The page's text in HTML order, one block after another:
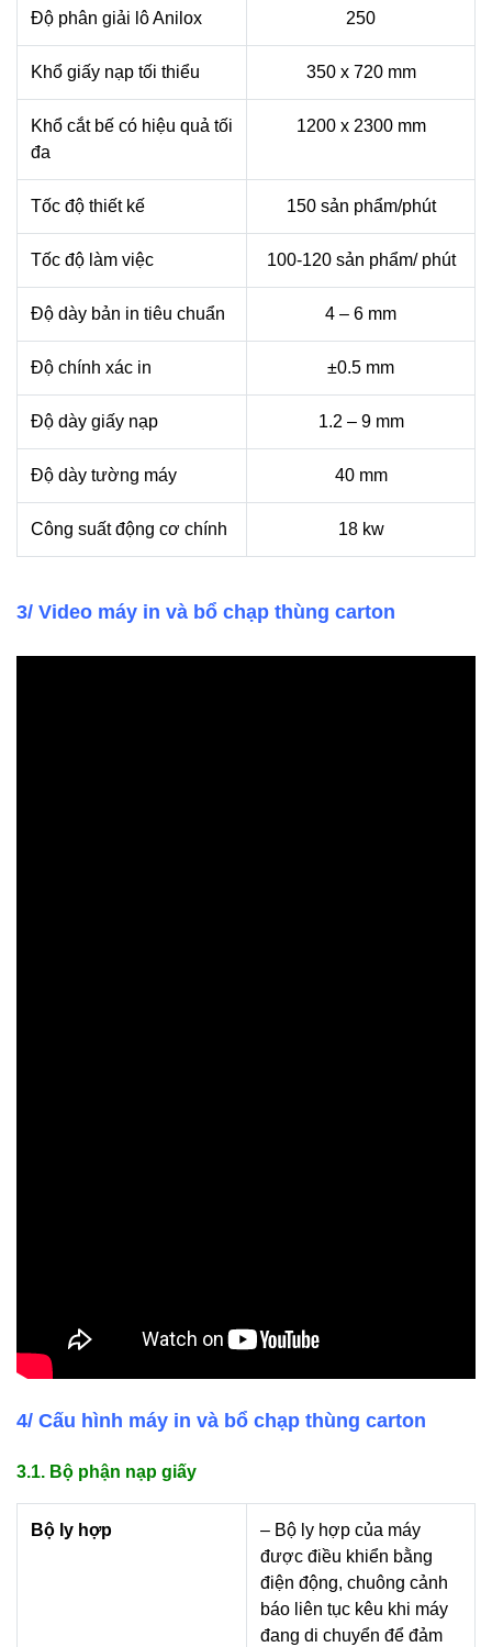
Độ phân giải lô Anilox 250
Khổ giấy nạp tối thiểu 350 x 720 mm
Khổ cắt bế có hiệu quả tối
đa
1200 x 2300 mm
Tốc độ thiết kế 150 sản phẩm/phút
Tốc độ làm việc 100-120 sản phẩm/ phút
Độ dày bản in tiêu chuẩn 4 – 6 mm
Độ chính xác in ±0.5 mm
Độ dày giấy nạp 1.2 – 9 mm
Độ dày tường máy 40 mm
Công suất động cơ chính 18 kw
3/ Video máy in và bổ chạp thùng carton
4/ Cấu hình máy in và bổ chạp thùng carton
3.1. Bộ phận nạp giấy
Bộ ly hợp
– Bộ ly hợp của máy
được điều khiển bằng
điện động, chuông cảnh
báo liên tục kêu khi máy
đang di chuyển để đảm